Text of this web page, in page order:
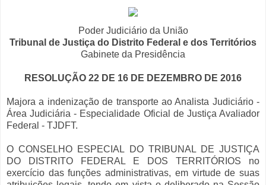
Poder Judiciário da União
Tribunal de Justiça do Distrito Federal e dos Territórios
Gabinete da Presidência
RESOLUÇÃO 22 DE 16 DE DEZEMBRO DE 2016
Majora a indenização de transporte ao Analista Judiciário -
Área Judiciária - Especialidade Oficial de Justiça Avaliador
Federal - TJDFT.
O CONSELHO ESPECIAL DO TRIBUNAL DE JUSTIÇA
DO DISTRITO FEDERAL E DOS TERRITÓRIOS no
exercício das funções administrativas, em virtude de suas